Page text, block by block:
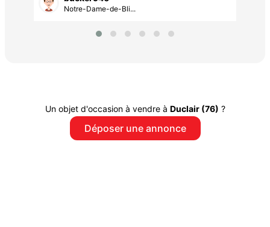
Notre-Dame-de-Bli...
Un objet d'occasion à vendre à Duclair (76) ?
Déposer une annonce